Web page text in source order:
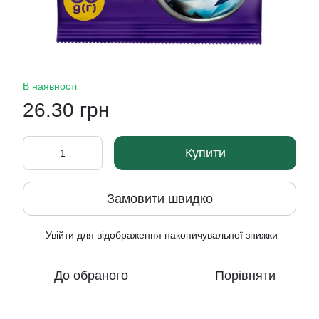
В наявності
26.30 грн
Купити
Замовити швидко
Увійти для відображення накопичувальної знижки
До обраного Порівняти